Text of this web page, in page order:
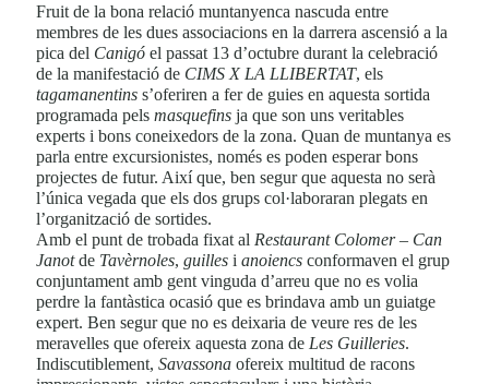
Fruit de la bona relació muntanyenca nascuda entre
membres de les dues associacions en la darrera ascensió a la
pica del Canigó el passat 13 d’octubre durant la celebració
de la manifestació de CIMS X LA LLIBERTAT, els
tagamanentins s’oferiren a fer de guies en aquesta sortida
programada pelsmasquefins ja que son uns veritables
experts i bons coneixedors de la zona. Quan de muntanya es
parla entre excursionistes, només es poden esperar bons
projectes de futur. Així que, ben segur que aquesta no serà
l’única vegada que els dos grups col·laboraran plegats en
l’organització de sortides.
Amb el punt de trobada fixat al Restaurant Colomer – Can
Janotde Tavèrnoles,guilles ianoiencs conformaven el grup
conjuntament amb gent vinguda d’arreu que no es volia
perdre la fantàstica ocasió que es brindava amb un guiatge
expert. Ben segur que no es deixaria de veure res de les
meravelles que ofereix aquesta zona de Les Guilleries.
Indiscutiblement,Savassona ofereix multitud de racons